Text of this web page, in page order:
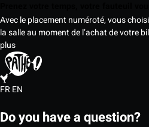
Avec le placement numéroté, vous
la salle au moment de l’achat de votre
plus
FREN
Do you have a question?